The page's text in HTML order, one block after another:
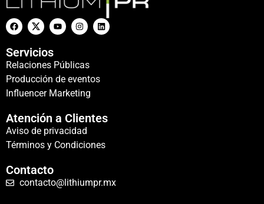
Servicios
Relaciones Públicas
Producción de eventos
Influencer Marketing
Atención a Clientes
Aviso de privacidad
Términos y Condiciones
Contacto
contacto@lithiumpr.mx